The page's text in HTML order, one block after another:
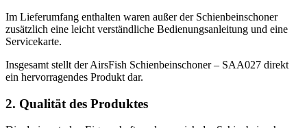
Im Lieferumfang enthalten waren außer der Schienbeinschoner
zusätzlich eine leicht verständliche Bedienungsanleitung und eine
Servicekarte.
Insgesamt stellt der AirsFish Schienbeinschoner – SAA027 direkt
ein hervorragendes Produkt dar.
2. Qualität des Produktes